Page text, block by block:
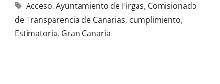
Acceso, Ayuntamiento de Firgas, Comisionado
de Transparencia de Canarias, cumplimiento,
Estimatoria, Gran Canaria